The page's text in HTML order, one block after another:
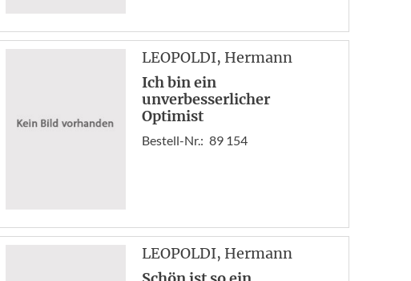
LEOPOLDI, Hermann
Ich bin ein
unverbesserlicher
Optimist
Bestell-Nr.: 89 154
LEOPOLDI, Hermann